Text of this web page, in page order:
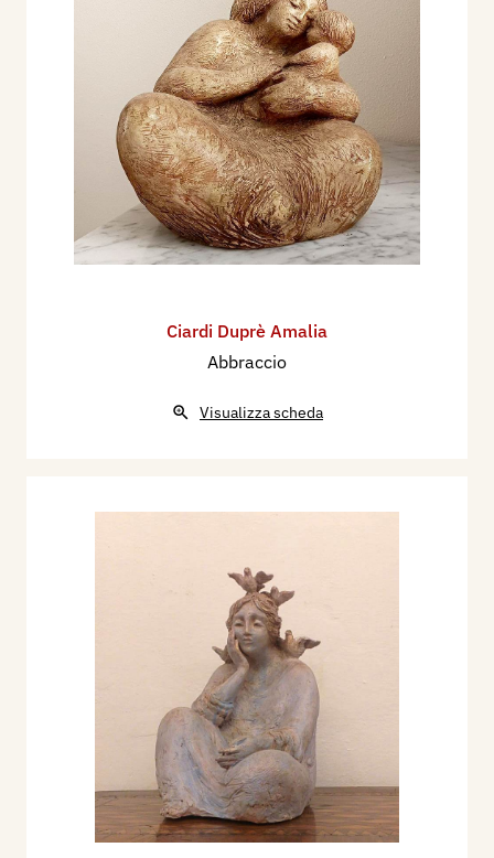
Ciardi Duprè Amalia
Abbraccio
Visualizza scheda